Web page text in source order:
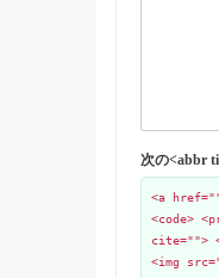
次の<abbr
<a
<code>
cite="">
<img